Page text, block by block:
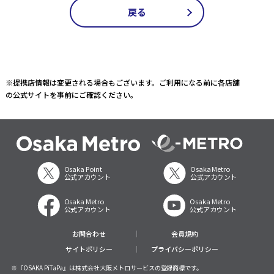
戻る
※提携店情報は変更される場合もございます。ご利用になる前に各店舗
の公式サイトを事前にご確認ください。
Osaka Point
公式アカウント
Osaka Metro
公式アカウント
Osaka Metro
公式アカウント
Osaka Metro
公式アカウント
お問合わせ
会員規約
サイトポリシー
プライバシーポリシー
※『OSAKA PiTaPa』は株式会社大阪メトロサービスの登録商標です。